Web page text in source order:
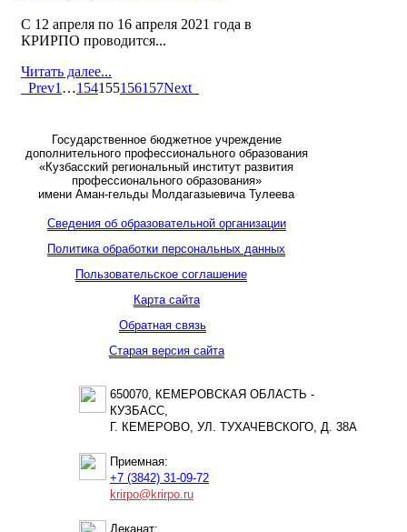
С 12 апреля по 16 апреля 2021 года в
КРИРПО проводится...
Читать далее...
Prev1 …154155156157Next
Государственное бюджетное учреждение
дополнительного профессионального образования
«Кузбасский региональный институт развития
профессионального образования»
имени Аман-гельды Молдагазыевича Тулеева
Сведения об образовательной организации
Политика обработки персональных данных
Пользовательское соглашение
Карта сайта
Обратная связь
Старая версия сайта
650070, КЕМЕРОВСКАЯ ОБЛАСТЬ -
КУЗБАСС,
Г. КЕМЕРОВО, УЛ. ТУХАЧЕВСКОГО, Д. 38А
Приемная:
+7 (3842) 31-09-72
krirpo@krirpo.ru
Деканат: